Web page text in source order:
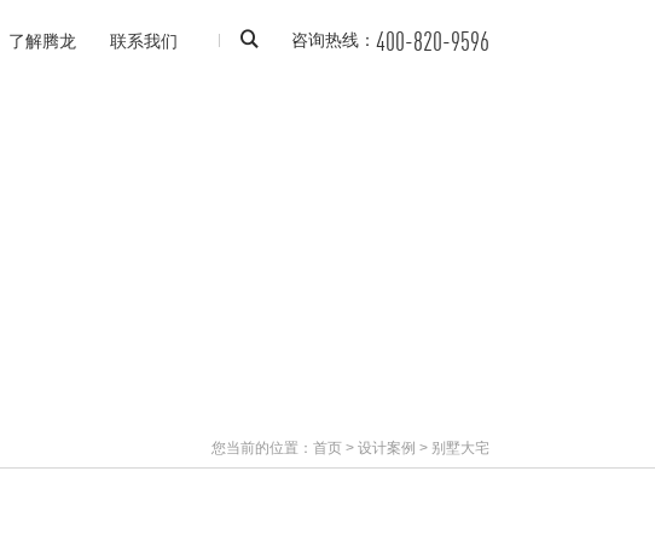
了解腾龙 联系我们 咨询热线： 400-820-9596
您当前的位置： 首页 > 设计案例 > 别墅大宅